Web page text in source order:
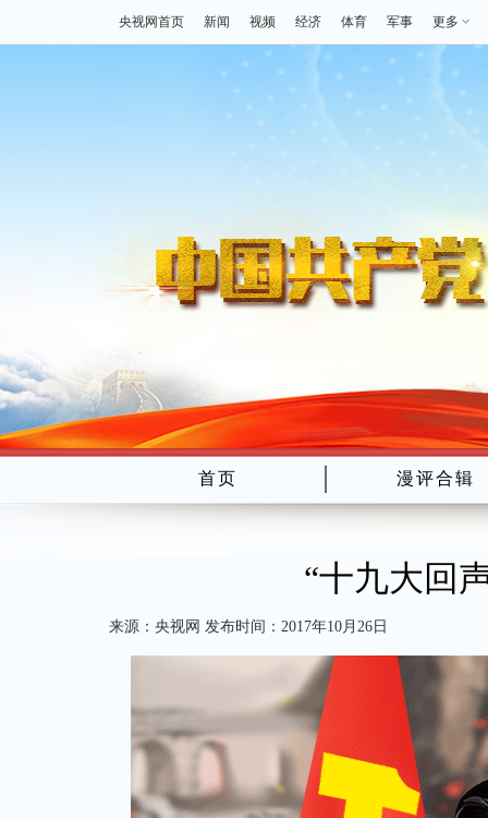
央视网首页 新闻 视频 经济 体育 军事 更多
首页 漫评合辑
“十九大回
来源：央视网 发布时间：2017年10月26日